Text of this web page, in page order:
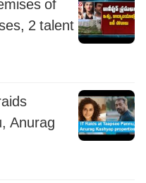
2 talent
Anurag